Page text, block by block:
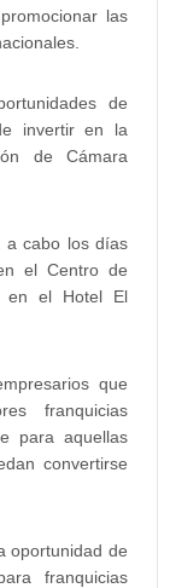
las
de
invertir en la
de Cámara
a cabo los días
el Centro de
en el Hotel El
que
franquicias
para aquellas
convertirse
oportunidad de
franquicias